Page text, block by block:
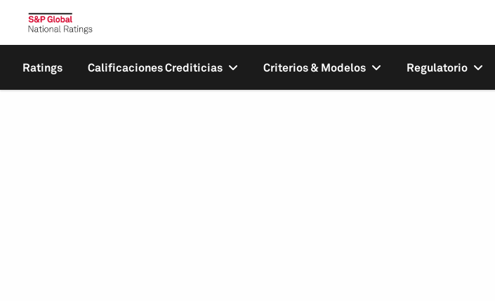
Ratings Calificaciones Crediticias Criterios & Modelos Regulatorio